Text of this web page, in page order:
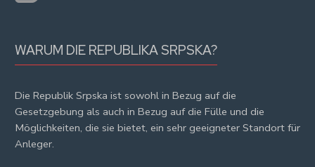
WARUM DIE REPUBLIKA SRPSKA?
Die Republik Srpska ist sowohl in Bezug auf die
Gesetzgebung als auch in Bezug auf die Fülle und die
Möglichkeiten, die sie bietet, ein sehr geeigneter Standort für
Anleger.